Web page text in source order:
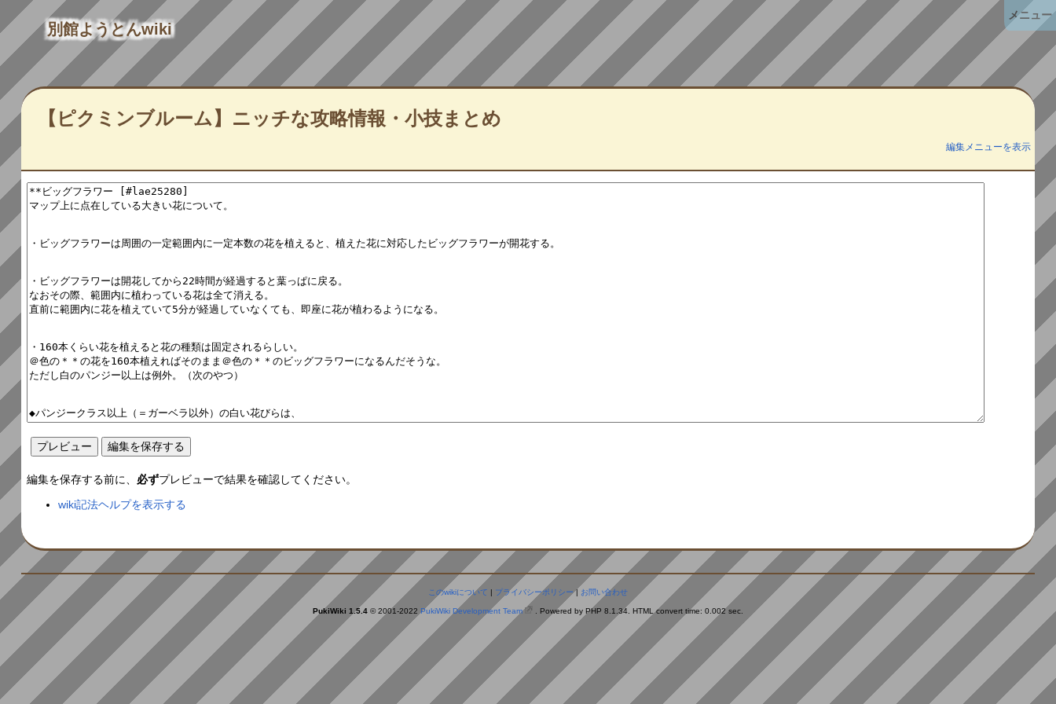
別館ようとんwiki
【ピクミンブルーム】ニッチな攻略情報・小技まとめ
編集メニューを表示
編集を保存する前に、 必ずプレビューで結果を確認してください。
wiki記法ヘルプを表示する
このwikiについて | プライバシーポリシー| お問い合わせ
PukiWiki 1.5.4 © 2001-2022 PukiWiki Development Team . Powered by PHP 8.1.34. HTML convert time: 0.002 sec.
メニュー